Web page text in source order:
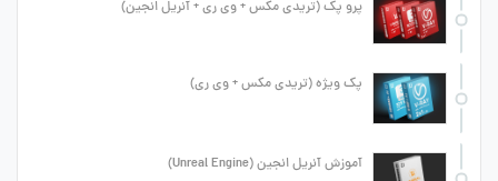
پرو پک (تریدی مکس + وی ری + آنریل انجین)
پک ویژه (تریدی مکس + وی ری)
آموزش آنریل انجین (Unreal Engine)